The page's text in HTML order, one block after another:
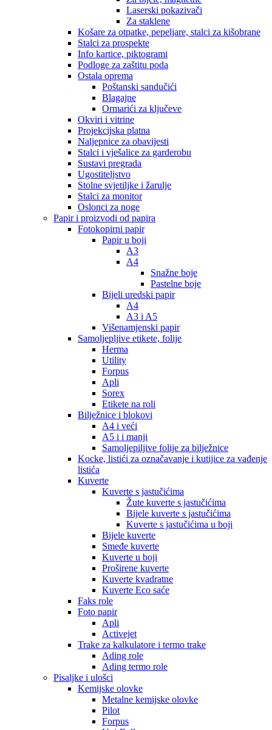
Laserski pokazivači
Za staklene
Košare za otpatke, pepeljare, stalci za kišobrane
Stalci za prospekte
Info kartice, piktogrami
Podloge za zaštitu poda
Ostala oprema
Poštanski sandučići
Blagajne
Ormarići za ključeve
Okviri i vitrine
Projekcijska platna
Naljepnice za obavijesti
Stalci i vješalice za garderobu
Sustavi pregrada
Ugostiteljstvo
Stolne svjetiljke i žarulje
Stalci za monitor
Oslonci za noge
Papir i proizvodi od papira
Fotokopirni papir
Papir u boji
A3
A4
Snažne boje
Pastelne boje
Bijeli uredski papir
A4
A3 i A5
Višenamjenski papir
Samoljepljive etikete, folije
Herma
Utility
Forpus
Apli
Sorex
Etikete na roli
Bilježnice i blokovi
A4 i veći
A5 i i manji
Samoljepiljive folije za bilježnice
Kocke, listići za označavanje i kutijice za vađenje
listića
Kuverte
Kuverte s jastučićima
Žute kuverte s jastučićima
Bijele kuverte s jastučićima
Kuverte s jastučićima u boji
Bijele kuverte
Smeđe kuverte
Kuverte u boji
Proširene kuverte
Kuverte kvadratne
Kuverte Eco saće
Faks role
Foto papir
Apli
Activejet
Trake za kalkulatore i termo trake
Ading role
Ading termo role
Pisaljke i ulošci
Kemijske olovke
Metalne kemijske olovke
Pilot
Forpus